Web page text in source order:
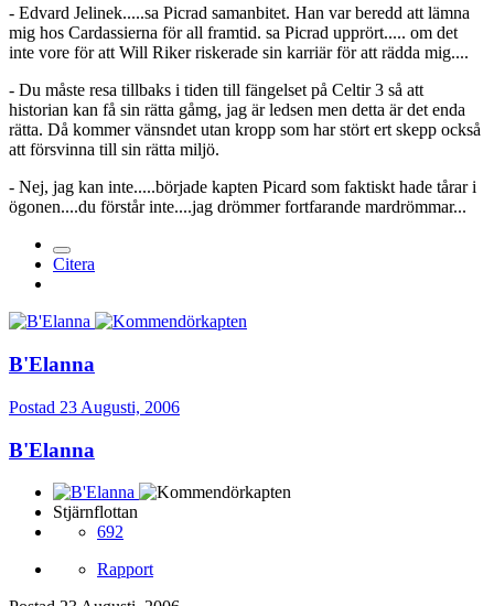
- Edvard Jelinek.....sa Picrad samanbitet. Han var beredd att lämna
mig hos Cardassierna för all framtid. sa Picrad upprört..... om det
inte vore för att Will Riker riskerade sin karriär för att rädda mig....
- Du måste resa tillbaks i tiden till fängelset på Celtir 3 så att
historian kan få sin rätta gåmg, jag är ledsen men detta är det enda
rätta. Då kommer vänsndet utan kropp som har stört ert skepp också
att försvinna till sin rätta miljö.
- Nej, jag kan inte.....började kapten Picard som faktiskt hade tårar i
ögonen....du förstår inte....jag drömmer fortfarande mardrömmar...
Citera
B'Elanna
Postad 23 Augusti, 2006
B'Elanna
Stjärnflottan
692
Rapport